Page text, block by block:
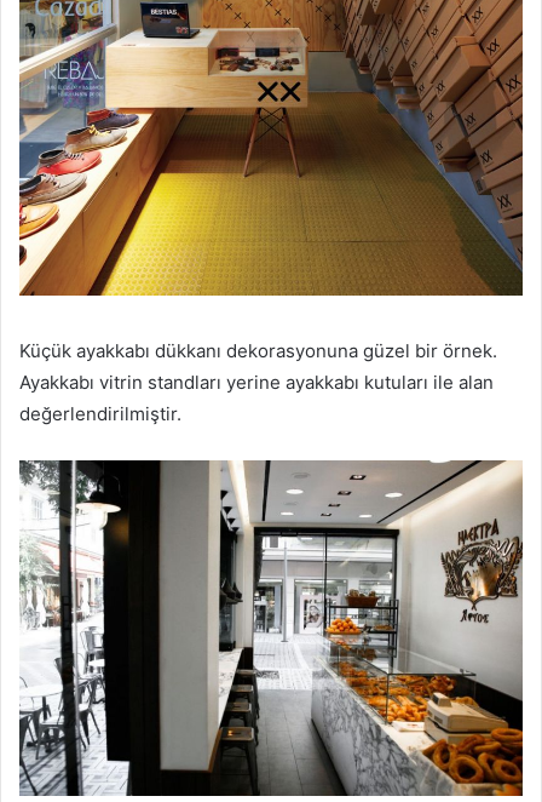
Küçük ayakkabı dükkanı dekorasyonuna güzel bir örnek.
Ayakkabı vitrin standları yerine ayakkabı kutuları ile alan
değerlendirilmiştir.